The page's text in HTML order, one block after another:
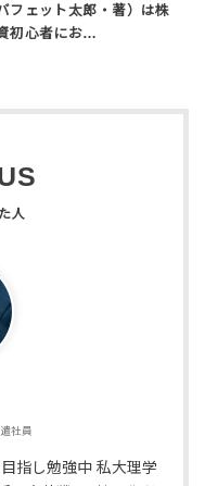
フェット太郎・著）は株
初心者にお…
社員
指し勉強中 私大理学